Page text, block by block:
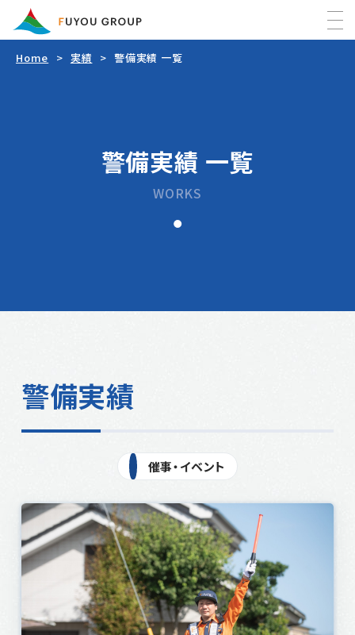
Home
FUYOUグループについて
FUYOU防災
事業所一覧・アクセス
SDGs
地域貢献活動（CSR）
共栄会
登山
採用情報
個人情報保護方針
Home 実績 警備実績 一覧
警備実績 一覧
WORKS
警備実績
催事・イベント